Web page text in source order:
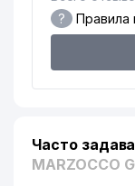
17 GARANT
ООО
? Правила
Часто
MARZOСCO